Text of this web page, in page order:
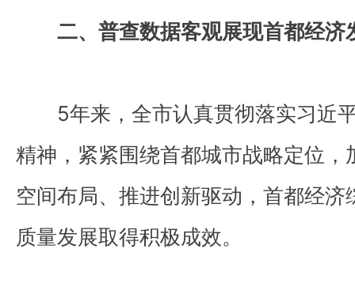
二、普查数据客观展现首都经济
5年来，全市认真贯彻落实习近
精神，紧紧围绕首都城市战略定位
空间布局、推进创新驱动，首都经
质量发展取得积极成效。